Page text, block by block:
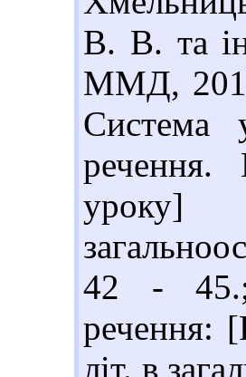
В. В. та
ММД,
Система
речення.
уроку]
42 -
речення:
літ. в